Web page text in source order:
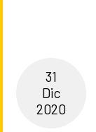
31
Dic
2020